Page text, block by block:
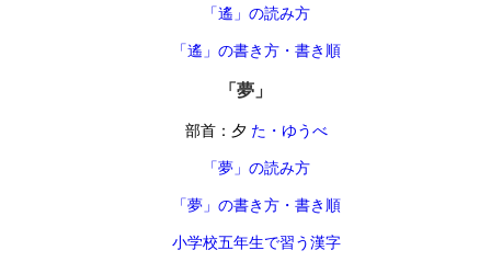
「遙」の読み方
「遙」の書き方・書き順
「夢」
部首：夕 た・ゆうべ
「夢」の読み方
「夢」の書き方・書き順
小学校五年生で習う漢字